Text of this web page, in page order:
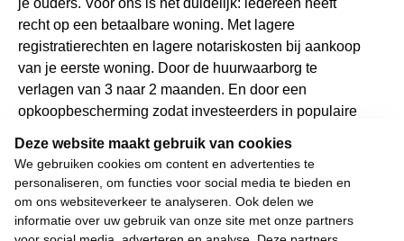
Deze website maakt gebruik van cookies
We gebruiken cookies om content en advertenties te
personaliseren, om functies voor social media te bieden en
om ons websiteverkeer te analyseren. Ook delen we
informatie over uw gebruik van onze site met onze partners
je ouders. Voor ons is het duidelijk: iedereen heeft
recht op een betaalbare woning. Met lagere
registratierechten en lagere notariskosten bij aankoop
van je eerste woning. Door de huurwaarborg te
verlagen van 3 naar 2 maanden. En door een
opkoopbescherming zodat investeerders in populaire
Daarnaast moeten we de komende jaren werk maken
van 115.000 extra sociale woningen. Voor een
betaalbare woning voor iedereen.